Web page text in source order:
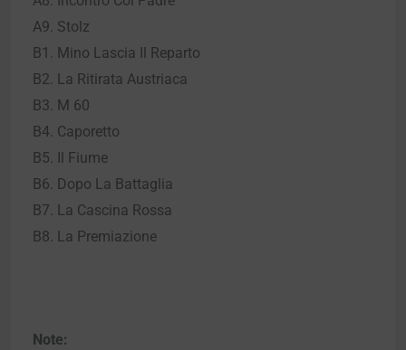
A9. Stolz
B1. Mino Lascia Il Reparto
B2. La Ritirata Austriaca
B3. M 60
B4. Caporetto
B5. Il Fiume
B6. Dopo La Battaglia
B7. La Cascina Rossa
B8. La Premiazione
Note: